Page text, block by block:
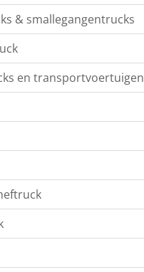
& smallegangentrucks
en transportvoertuigen